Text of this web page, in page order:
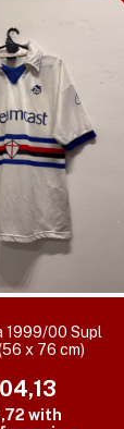
1999/00 Supl
x 76 cm)
with